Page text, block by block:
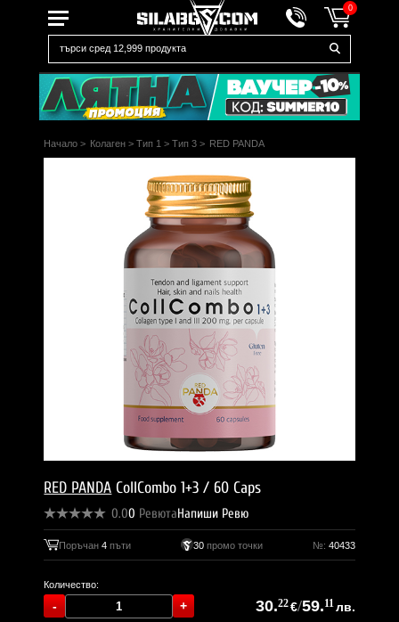
0
Начало > Колаген >Тип 1 >Тип 3 > RED PANDA
RED PANDA CollCombo 1+3 / 60 Caps
0.00 РевютаНапиши Ревю
Поръчан4 пъти 30промо точки №: 40433
Количество:
30.22€/59.11лв.